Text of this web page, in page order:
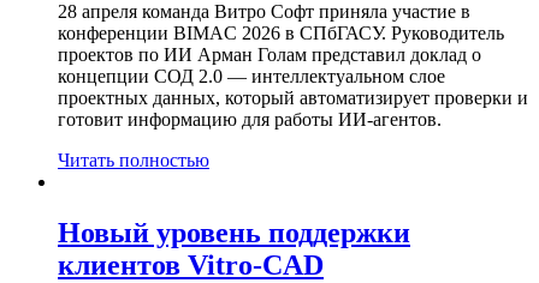
28 апреля команда Витро Софт приняла участие в
конференции BIMAC 2026 в СПбГАСУ. Руководитель
проектов по ИИ Арман Голам представил доклад о
концепции СОД 2.0 — интеллектуальном слое
проектных данных, который автоматизирует проверки и
готовит информацию для работы ИИ-агентов.
Читать полностью
Новый уровень поддержки
клиентов Vitro-CAD